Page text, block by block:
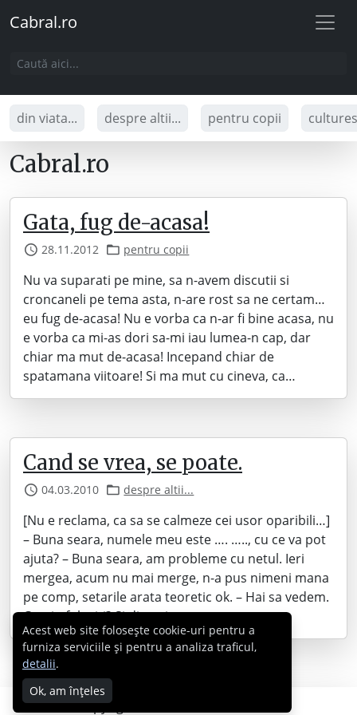
Cabral.ro
din viata... despre altii... pentru copii
Cabral.ro
Gata, fug de-acasa!
28.11.2012 pentru copii
Nu va suparati pe mine, sa n-avem discutii si
croncaneli pe tema asta, n-are rost sa ne certam…
eu fug de-acasa! Nu e vorba ca n-ar fi bine acasa, nu
e vorba ca mi-as dori sa-mi iau lumea-n cap, dar
chiar ma mut de-acasa! Incepand chiar de
spatamana viitoare! Si ma mut cu cineva, ca…
Cand se vrea, se poate.
04.03.2010 despre altii...
[Nu e reclama, ca sa se calmeze cei usor oparibili…]
– Buna seara, numele meu este …. ….., cu ce va pot
ajuta? – Buna seara, am probleme cu netul. Ieri
mergea, acum nu mai merge, n-a pus nimeni mana
pe comp, setarile arata teoretic ok. – Hai sa vedem.
Ce win folositi? Si discutia…
Copyright © 2007 - 2026 Cabral.ro
Acest web site folosește cookie-uri pentru a
furniza serviciile și pentru a analiza traficul,
detalii.
Ok, am înțeles